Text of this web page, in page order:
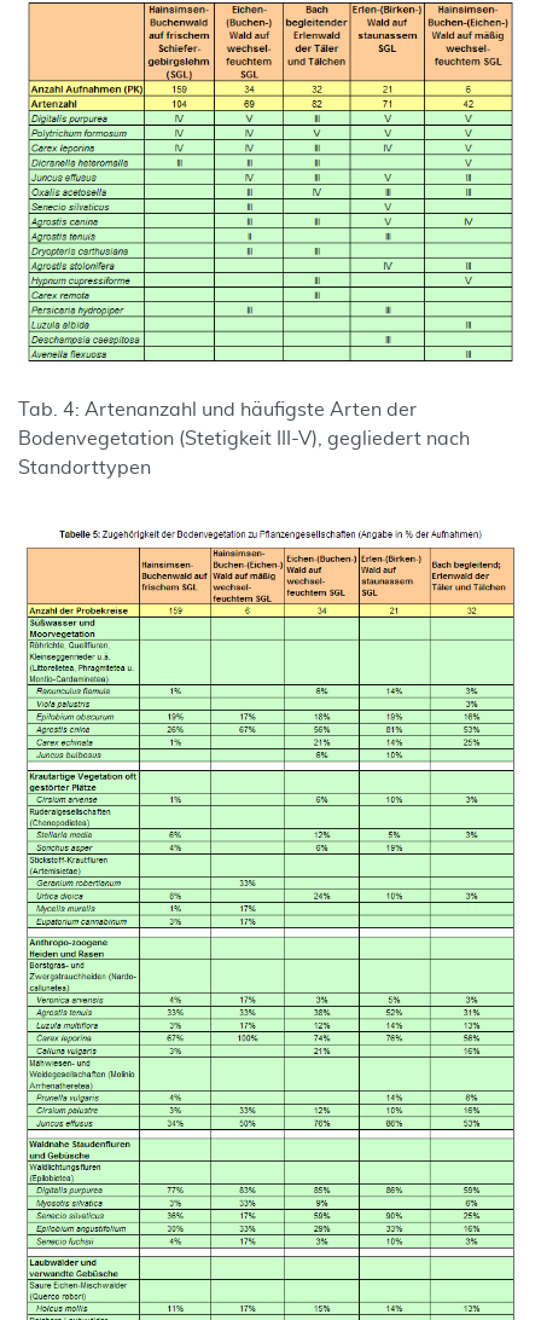
Tab. 4: Artenanzahl und häufigste Arten der
Bodenvegetation (Stetigkeit III-V), gegliedert nach
Standorttypen